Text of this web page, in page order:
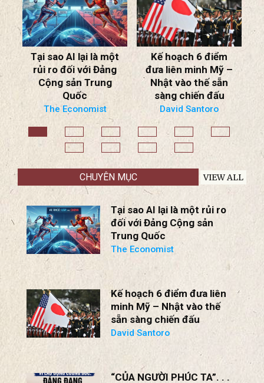
Kế hoạch 6 điểm
đưa liên minh Mỹ –
Nhật vào thế sẵn
sàng chiến đấu
David Santoro
“CỦA NGƯỜI PHÚC
TA”. . . ra “Xiêu hồn
lạc phách”.
Trần nguyên Thao
CHUYÊN MỤC VIEW ALL
Tại sao AI lại là một rủi ro
đối với Đảng Cộng sản
Trung Quốc
The Economist
Kế hoạch 6 điểm đưa liên
minh Mỹ – Nhật vào thế
sẵn sàng chiến đấu
David Santoro
“CỦA NGƯỜI PHÚC TA”. . .